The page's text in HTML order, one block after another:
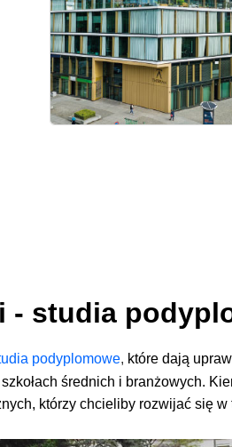
- studia
podyplomowe, które dają
średnich i branżowych.
którzy chcieliby rozwijać się w